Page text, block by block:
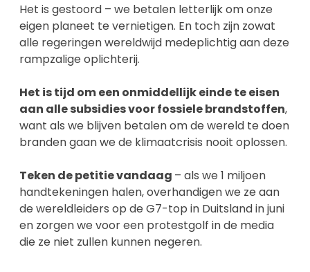
Het is gestoord – we betalen letterlijk om onze
eigen planeet te vernietigen. En toch zijn zowat
alle regeringen wereldwijd medeplichtig aan deze
rampzalige oplichterij.
Het is tijd om een onmiddellijk einde te eisen
aan alle subsidies voor fossiele brandstoffen,
want als we blijven betalen om de wereld te doen
branden gaan we de klimaatcrisis nooit oplossen.
Teken de petitie vandaag – als we 1 miljoen
handtekeningen halen, overhandigen we ze aan
de wereldleiders op de G7-top in Duitsland in juni
en zorgen we voor een protestgolf in de media
die ze niet zullen kunnen negeren.